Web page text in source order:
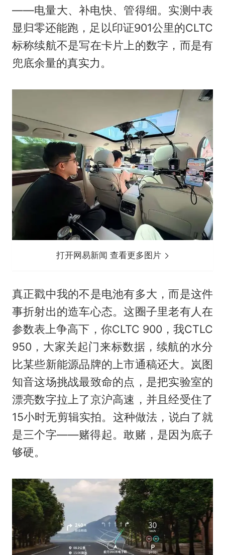
——电量大、补电快、管得细。实测中表
显归零还能跑，足以印证901公里的CLTC
标称续航不是写在卡片上的数字，而是有
兜底余量的真实力。
打开网易新闻 查看更多图片
真正戳中我的不是电池有多大，而是这件
事折射出的造车心态。这圈子里老有人在
参数表上争高下，你CLTC 900，我CTLC
950，大家关起门来标数据，续航的水分
比某些新能源品牌的上市通稿还大。岚图
知音这场挑战最致命的点，是把实验室的
漂亮数字拉上了京沪高速，并且经受住了
15小时无剪辑实拍。这种做法，说白了就
是三个字——赌得起。敢赌，是因为底子
够硬。